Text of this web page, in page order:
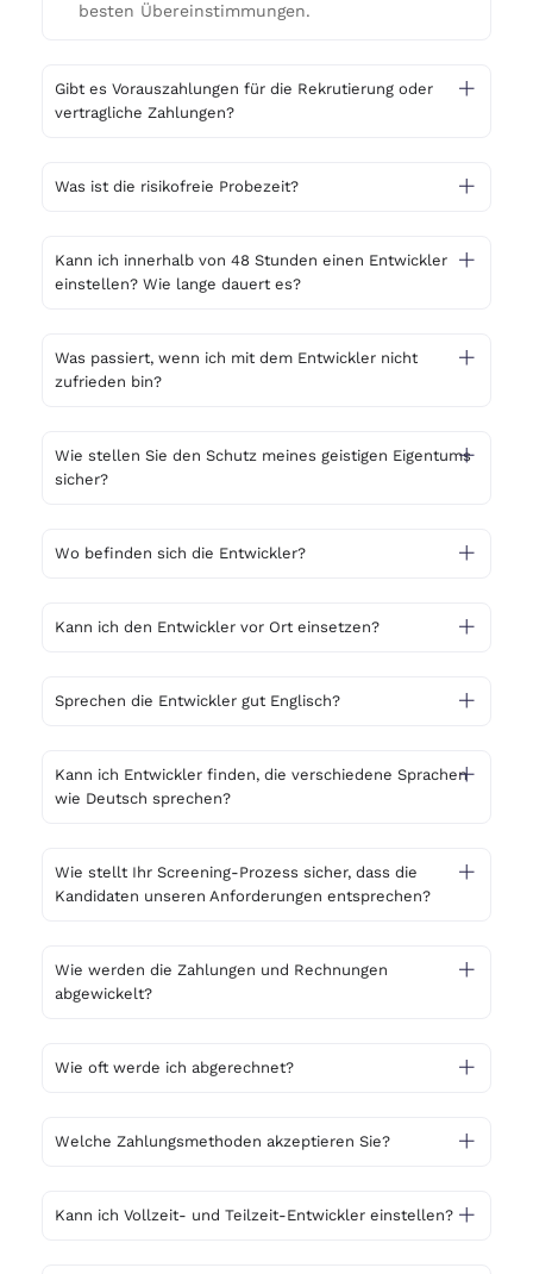
besten Übereinstimmungen.
Gibt es Vorauszahlungen für die Rekrutierung oder
vertragliche Zahlungen?
Was ist die risikofreie Probezeit?
Kann ich innerhalb von 48 Stunden einen Entwickler
einstellen? Wie lange dauert es?
Was passiert, wenn ich mit dem Entwickler nicht
zufrieden bin?
Wie stellen Sie den Schutz meines geistigen Eigentums
sicher?
Wo befinden sich die Entwickler?
Kann ich den Entwickler vor Ort einsetzen?
Sprechen die Entwickler gut Englisch?
Kann ich Entwickler finden, die verschiedene Sprachen
wie Deutsch sprechen?
Wie stellt Ihr Screening-Prozess sicher, dass die
Kandidaten unseren Anforderungen entsprechen?
Wie werden die Zahlungen und Rechnungen
abgewickelt?
Wie oft werde ich abgerechnet?
Welche Zahlungsmethoden akzeptieren Sie?
Kann ich Vollzeit- und Teilzeit-Entwickler einstellen?